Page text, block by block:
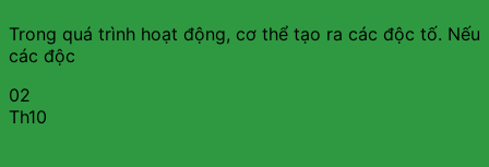
Trong quá trình hoạt động, cơ thể tạo ra các độc tố. Nếu
các độc
02
Th10